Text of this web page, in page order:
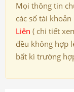
Mọi thông tin
các số tài
Liên ( chi tiết
đều không hợp
bất kì trường